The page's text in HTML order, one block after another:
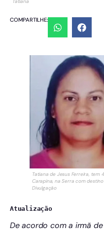
Tatiana
COMPARTILHE:
Tatiana de Jesus Ferreira, tem
Carapina, na Serra com
Divulgação
Atualização
De acordo com a irmã